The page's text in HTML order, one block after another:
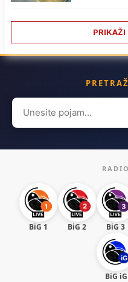
Search
for:
BiG 1 BiG 2 BiG 3
BiG iG